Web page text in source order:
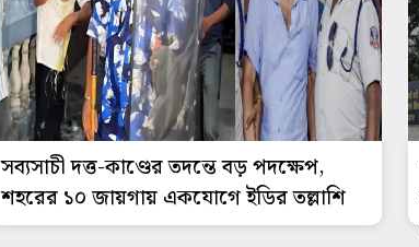
সব্যসাচী দত্ত-কাণ্ডের তদন্তে বড় পদক্ষেপ,
শহরের ১০ জায়গায় একযোগে ইডির তল্লাশি